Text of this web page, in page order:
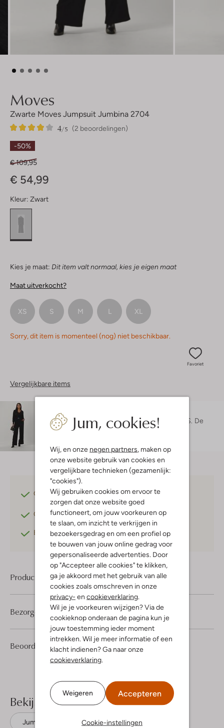
Jum, cookies!
Wij, en onze negen partners , maken op
onze website gebruik van cookies en
vergelijkbare technieken (gezamenlijk:
"cookies").
Wij gebruiken cookies om ervoor te
zorgen dat onze website goed
functioneert, om jouw voorkeuren op
te slaan, om inzicht te verkrijgen in
bezoekersgedrag en om een profiel op
te bouwen van jouw online gedrag voor
gepersonaliseerde advertenties. Door
op "Accepteer alle cookies" te klikken,
ga je akkoord met het gebruik van alle
cookies zoals omschreven in onze
privacy- en cookieverklaring
Wil je je voorkeuren wijzigen? Via de
cookieknop onderaan de pagina kun je
jouw toestemming ieder moment
intrekken. Wil je meer informatie of een
klacht indienen? Ga naar onze
cookieverklaring
Weigeren Accepteren
Cookie-instellingen
Moves
Zwarte Moves Jumpsuit Jumbina 2704
(2 beoordelingen)
4/5
2
4
Sterren
-50%
€ 109,95
€ 54,99
Kleur: Zwart
Kies je maat: Dit item valt normaal, kies je eigen maat
Maat uitverkocht?
XS S M L XL
Sorry, dit item is momenteel (nog) niet beschikbaar.
Favoriet
Vergelijkbare items
Maruschka is 1 meter 72 lang en draagt maat S. De
pasvorm is
straight
Gratis verzendingvanaf €75,-
Gratis retournerenbinnen 30 dagen*
Betaal achterafmet Klarna
Product informatie
Beoordelingen (2) 4
2
4
Sterren
Bezorgen & retourneren
Bekijk meer
Jumpsuits Moves Polyester